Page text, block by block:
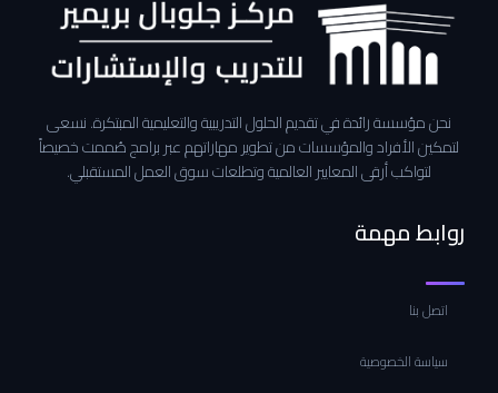
نحن مؤسسة رائدة في تقديم الحلول التدريبية والتعليمية المبتكرة. نسعى
لتمكين الأفراد والمؤسسات من تطوير مهاراتهم عبر برامج صُممت خصيصاً
لتواكب أرقى المعايير العالمية وتطلعات سوق العمل المستقبلي.
روابط مهمة
اتصل بنا
سياسة الخصوصية